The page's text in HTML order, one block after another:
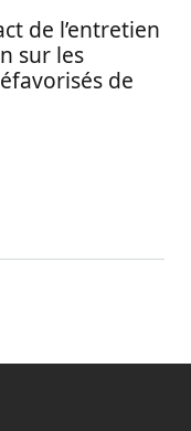
de l’entretien
sur les
de